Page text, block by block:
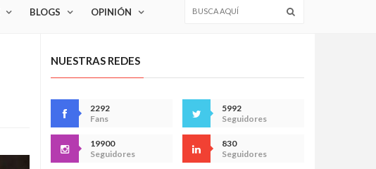
BLOGS OPINIÓN
NUESTRAS REDES
2292
Fans
5992
Seguidores
19900
Seguidores
830
Seguidores